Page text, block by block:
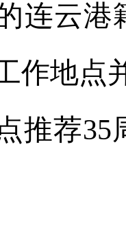
连云港
作地点
推荐35